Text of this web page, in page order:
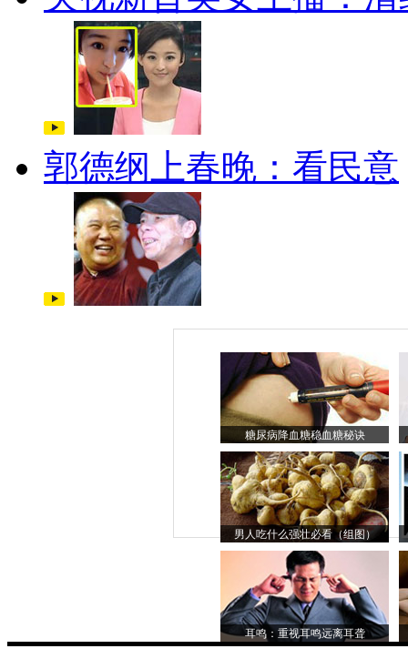
郭德纲上春晚：看民意
糖尿病降血糖稳血糖秘诀
男人吃什么强壮必看（组图）
耳鸣：重视耳鸣远离耳聋